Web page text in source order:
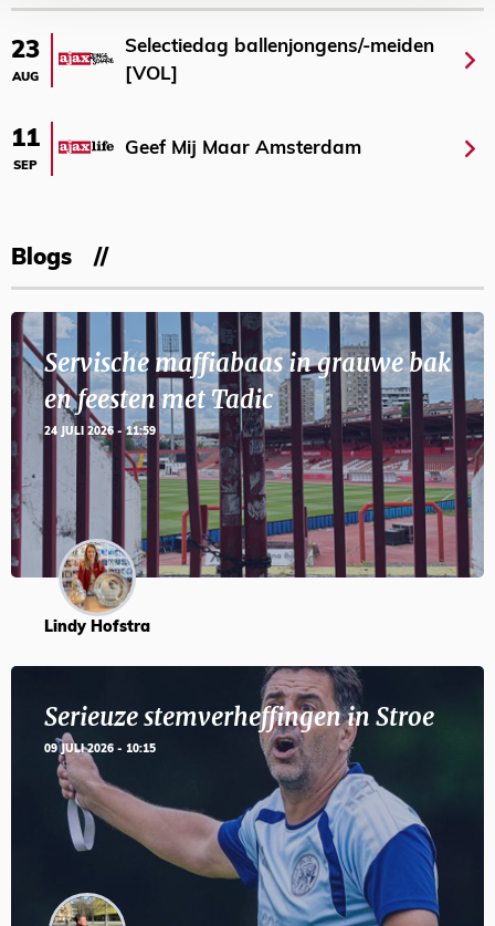
23
AUG
Selectiedag ballenjongens/-meiden
[VOL]
11
SEP
Geef Mij Maar Amsterdam
Blogs
Servische maffiabaas in grauwe bak
en feesten met Tadic
24 JULI 2026 - 11:59
Lindy Hofstra
Serieuze stemverheffingen in Stroe
09 JULI 2026 - 10:15